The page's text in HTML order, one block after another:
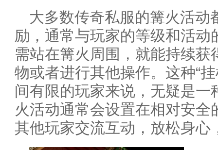
大多数传奇私服的篝火活动
励，通常与玩家的等级和活
需站在篝火周围，就能持续
物或者进行其他操作。这种“
间有限的玩家来说，无疑是
火活动通常会设置在相对安
其他玩家交流互动，放松身心